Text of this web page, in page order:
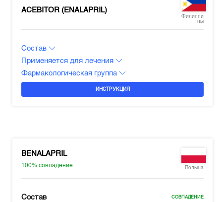
ACEBITOR (ENALAPRIL)
Филиппи
ны
Состав
Применяется для лечения
Фармакологическая группа
ИНСТРУКЦИЯ
BENALAPRIL
100%совпадение Польша
Состав СОВПАДЕНИЕ